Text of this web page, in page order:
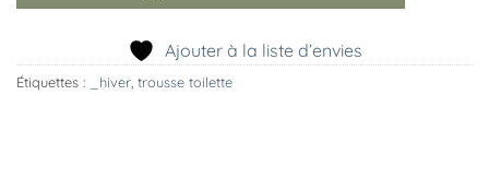
Ajouter à la liste d’envies
Étiquettes : _hiver trousse toilette